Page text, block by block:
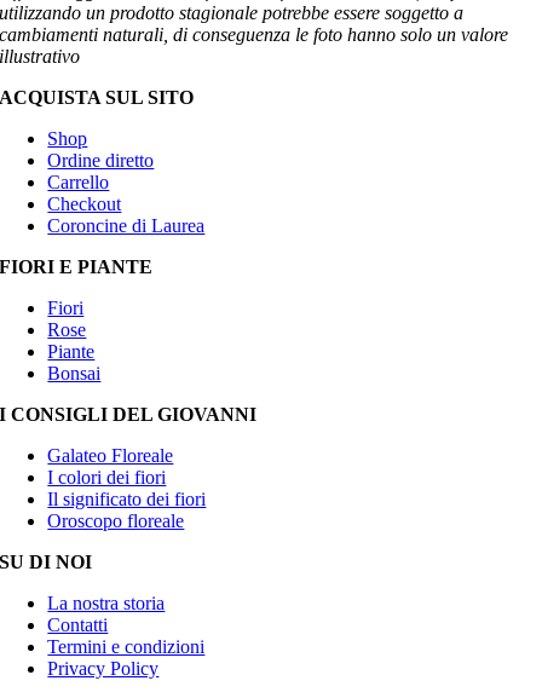
utilizzando un prodotto stagionale potrebbe essere soggetto a
cambiamenti naturali, di conseguenza le foto hanno solo un valore
illustrativo
ACQUISTA SUL SITO
Shop
Ordine diretto
Carrello
Checkout
Coroncine di Laurea
FIORI E PIANTE
Fiori
Rose
Piante
Bonsai
I CONSIGLI DEL GIOVANNI
Galateo Floreale
I colori dei fiori
Il significato dei fiori
Oroscopo floreale
SU DI NOI
La nostra storia
Contatti
Termini e condizioni
Privacy Policy